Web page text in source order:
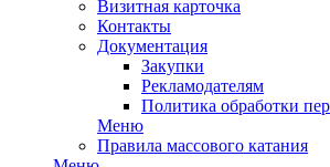
Визитная карточка
Контакты
Документация
Закупки
Рекламодателям
Политика обработки
Меню
Правила массового катания